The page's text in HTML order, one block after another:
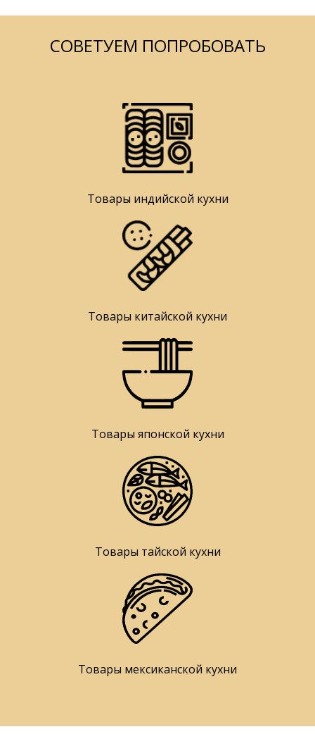
СОВЕТУЕМ ПОПРОБОВАТЬ
Товары индийской кухни
Товары китайской кухни
Товары японской кухни
Товары тайской кухни
Товары мексиканской кухни